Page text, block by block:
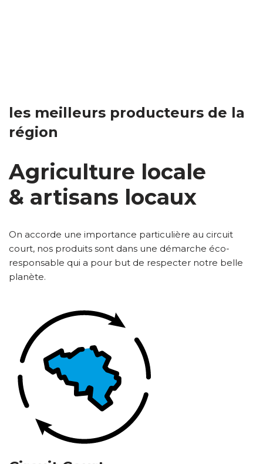
les meilleurs producteurs de la
région
Agriculture locale
& artisans locaux
On accorde une importance particulière au circuit
court, nos produits sont dans une démarche éco-
responsable qui a pour but de respecter notre belle
planète.